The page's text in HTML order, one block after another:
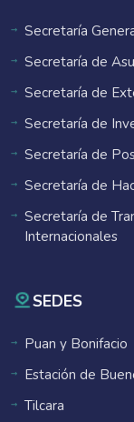
Secretaría
Secretaría de
Secretaría de
Secretaría de
Secretaría de
Secretaría de
Secretaría de
Internacionales
SEDES
Puan y Bonifacio
Estación de
Tilcara